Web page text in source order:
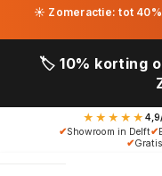
☀ Zomeractie: tot
🏷️ 10% korting
★★★★★
✔Showroom in Delft✔
✔